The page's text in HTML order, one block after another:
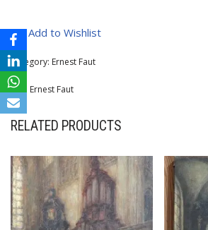
Add to Wishlist
Category: Ernest Faut
Tag: Ernest Faut
RELATED PRODUCTS